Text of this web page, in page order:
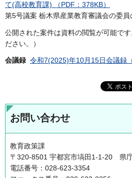
て(高校教育課) （PDF：378KB）
第5号議案 栃木県産業教育審議会の委
公開された案件は資料の閲覧が可能で
ださい。）
会議録 令和7(2025)年10月15日会議録
お問い合わせ
教育政策課
〒320-8501 宇都宮市塙田1-1-20 県
電話番号：028-623-3354